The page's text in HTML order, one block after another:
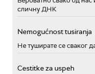
сличну ДНК
Nemogućnost tusiranja
Не туширате се сваког
Cestitke za uspeh